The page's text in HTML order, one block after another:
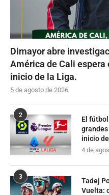
Dimayor abre
América de Cali
inicio de la Liga.
5 de agosto de 2026
2
El
inicio
4 de
3
Tadej
Vuelta: